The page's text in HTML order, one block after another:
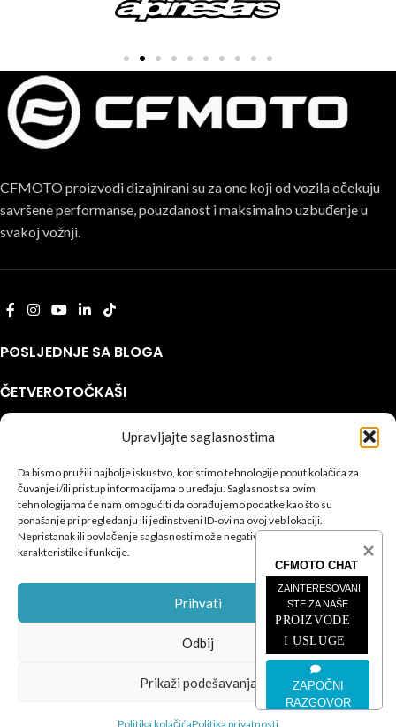
Upravljajte saglasnostima
Da bismo pružili najbolje iskustvo, koristimo tehnologije poput kolačića za
čuvanje i/ili pristup informacijama o uređaju. Saglasnost sa ovim
tehnologijama će nam omogućiti da obrađujemo podatke kao što su
ponašanje pri pregledanju ili jedinstveni ID-ovi na ovoj veb lokaciji.
Nepristanak ili povlačenje saglasnosti može negativno uticati na određene
karakteristike i funkcije.
Prihvati
Odbij
Prikaži podešavanja
Politika kolačićaPolitika privatnosti
CFMOTO proizvodi dizajnirani su za one koji od vozila očekuju
savršene performanse, pouzdanost i maksimalno uzbuđenje u
svakoj vožnji.
POSLJEDNJE SA BLOGA
ČETVEROTOČKAŠI
INFORMACIJE
CFMOTO© 2026SEO Team.
Privatnost|Kolačići|Uslovi|Podešavanja kolačića
CFMOTO CHAT
ZAINTERESOVANI
STE ZA NAŠE
ZAPOČNI
RAZGOVOR
PROIZVODE
I USLUGE